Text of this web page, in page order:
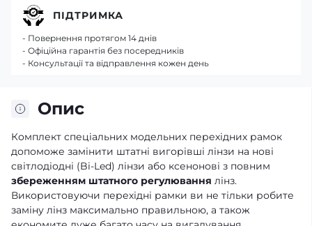
Опис
Комплект спеціальних модельних перехідних рамок
допоможе замінити штатні вигорівші лінзи на нові
світлодіодні (Bi-Led) лінзи або ксенонові з повним
збереженням штатного регулювання лінз.
Використовуючи перехідні рамки ви не тільки робите
заміну лінз максимально правильною, а також
ПІДТРИМКА
- Повернення протягом 14 днів
- Офіційна гарантія без посередників
- Консультації та відправлення кожен день